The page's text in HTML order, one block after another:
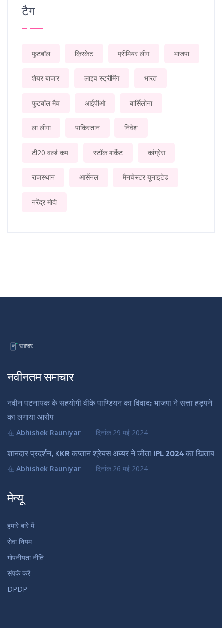
टैग
फुटबॉल क्रिकेट प्रीमियर लीग भाजपा
शेयर बाजार लाइव स्ट्रीमिंग भारत
फुटबॉल मैच आईपीओ बार्सिलोना
ला लीगा पाकिस्तान निवेश
टी20 वर्ल्ड कप स्टॉक मार्केट कांग्रेस
राजस्थान आर्सेनल मैनचेस्टर यूनाइटेड
नरेंद्र मोदी
नवीनतम समाचार
नवीन पटनायक के सहयोगी वीके पाण्डियन का विवाद: भाजपा ने सत्ता हड़पने
का लगाया आरोप
在 Abhishek Rauniyar दिनांक 29 मई 2024
शानदार प्रदर्शन, KKR कप्तान श्रेयस अय्यर ने जीता IPL 2024 का खिताब
在 Abhishek Rauniyar दिनांक 26 मई 2024
मेन्यू
हमारे बारे में
सेवा नियम
गोपनीयता नीति
संपर्क करें
DPDP